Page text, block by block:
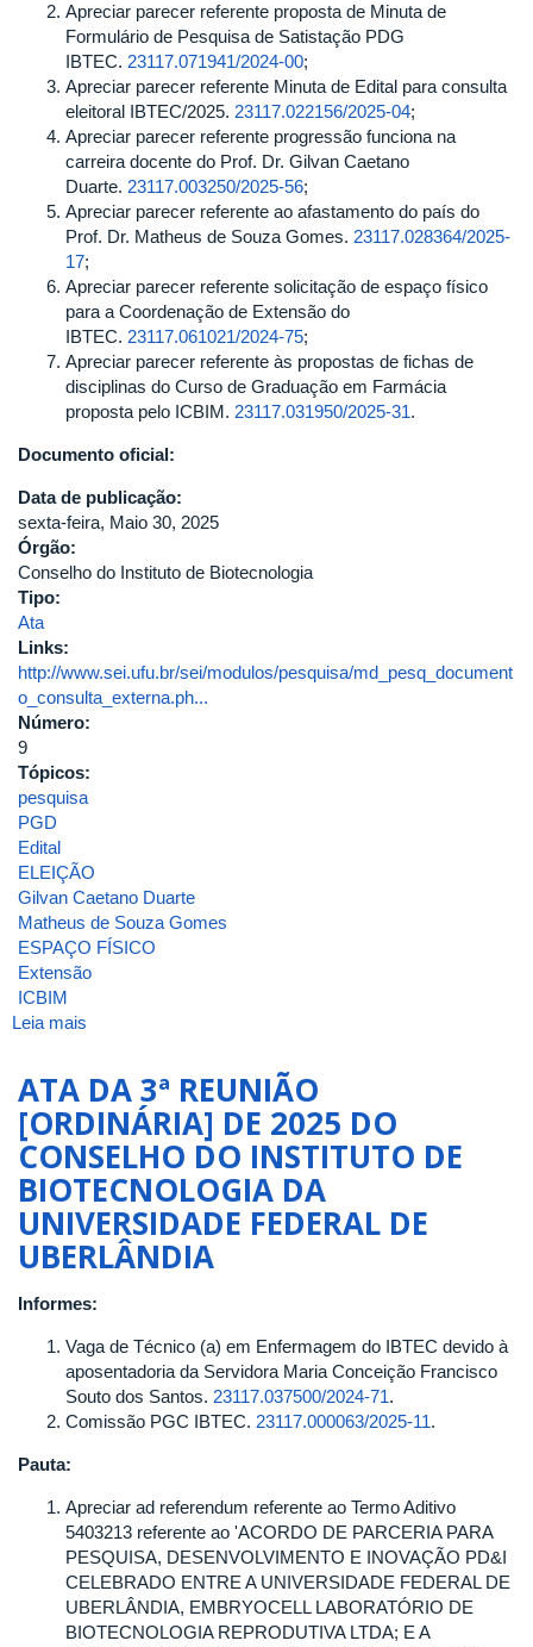
Apreciar parecer referente proposta de Minuta de
Formulário de Pesquisa de Satistação PDG
IBTEC. 23117.071941/2024-00;
Apreciar parecer referente Minuta de Edital para consulta
eleitoral IBTEC/2025. 23117.022156/2025-04;
Apreciar parecer referente progressão funciona na
carreira docente do Prof. Dr. Gilvan Caetano
Duarte. 23117.003250/2025-56;
Apreciar parecer referente ao afastamento do país do
Prof. Dr. Matheus de Souza Gomes. 23117.028364/2025-
17;
Apreciar parecer referente solicitação de espaço físico
para a Coordenação de Extensão do
IBTEC. 23117.061021/2024-75;
Apreciar parecer referente às propostas de fichas de
disciplinas do Curso de Graduação em Farmácia
proposta pelo ICBIM. 23117.031950/2025-31.
Documento oficial:
Data de publicação:
sexta-feira, Maio 30, 2025
Órgão:
Conselho do Instituto de Biotecnologia
Tipo:
Ata
Links:
http://www.sei.ufu.br/sei/modulos/pesquisa/md_pesq_document
o_consulta_externa.ph...
Número:
9
Tópicos:
pesquisa
PGD
Edital
ELEIÇÃO
Gilvan Caetano Duarte
Matheus de Souza Gomes
ESPAÇO FÍSICO
Extensão
ICBIM
Leia mais
9ª
REUNIÃO
[ORDINÁRIA]
DE
2025
DO
CONSELHO
DO
INSTITUTO
BIOTECNOLOGIA
DA
UNIVERSIDADE
FEDERAL
ATA DA 3ª REUNIÃO
[ORDINÁRIA] DE 2025 DO
CONSELHO DO INSTITUTO DE
BIOTECNOLOGIA DA
UNIVERSIDADE FEDERAL DE
UBERLÂNDIA
Informes:
Vaga de Técnico (a) em Enfermagem do IBTEC devido à
aposentadoria da Servidora Maria Conceição Francisco
Souto dos Santos. 23117.037500/2024-71.
Comissão PGC IBTEC. 23117.000063/2025-11.
Pauta:
Apreciar ad referendum referente ao Termo Aditivo
5403213 referente ao 'ACORDO DE PARCERIA PARA
PESQUISA, DESENVOLVIMENTO E INOVAÇÃO PD&I
CELEBRADO ENTRE A UNIVERSIDADE FEDERAL DE
UBERLÂNDIA, EMBRYOCELL LABORATÓRIO DE
BIOTECNOLOGIA REPRODUTIVA LTDA; E A